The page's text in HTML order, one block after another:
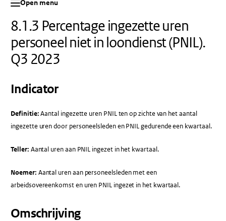
Open menu
8.1.3 Percentage ingezette uren
personeel niet in loondienst (PNIL).
Q3 2023
Indicator
Definitie:Aantal ingezette uren PNIL ten op zichte van het aantal
ingezette uren door personeelsleden en PNIL gedurende een kwartaal.
Teller: Aantal uren aan PNIL ingezet in het kwartaal.
Noemer: Aantal uren aan personeelsleden met een
arbeidsovereenkomst en uren PNIL ingezet in het kwartaal.
Omschrijving